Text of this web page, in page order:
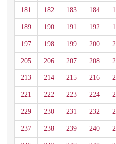
181 182 183 184
189 190 191 192
197 198 199 200
205 206 207 208
213 214 215 216
221 222 223 224
229 230 231 232
237 238 239 240